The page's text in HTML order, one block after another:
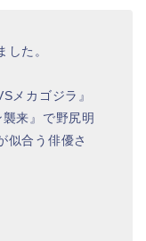
た。
メカゴジラ』
来』で野尻明
似合う俳優さ